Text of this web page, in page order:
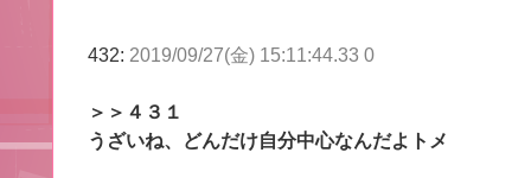
432: 2019/09/27(金) 15:11:44.33 0
＞＞４３１
うざいね、どんだけ自分中心なんだよトメ